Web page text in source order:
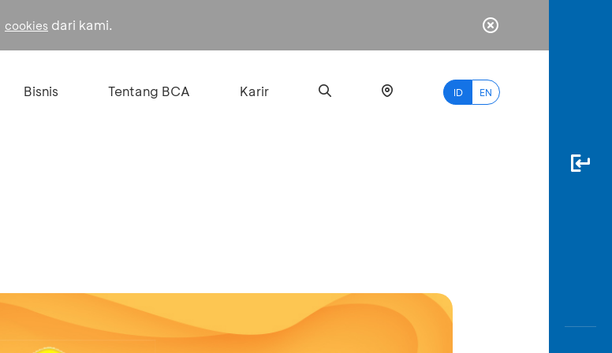
cookies dari kami.
Bisnis Tentang BCA Karir ID EN